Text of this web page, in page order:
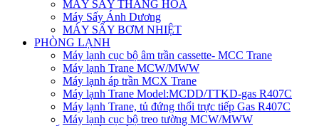
MÁY SẤY THĂNG HOA
Máy Sấy Ánh Dương
MÁY SẤY BƠM NHIỆT
PHÒNG LẠNH
Máy lạnh cục bộ âm trần cassette- MCC Trane
Máy lạnh Trane MCW/MWW
Máy lạnh áp trần MCX Trane
Máy lạnh Trane Model:MCDD/TTKD-gas R407C
Máy lạnh Trane, tủ đứng thổi trực tiếp Gas R407C
Máy lạnh cục bộ treo tường MCW/MWW